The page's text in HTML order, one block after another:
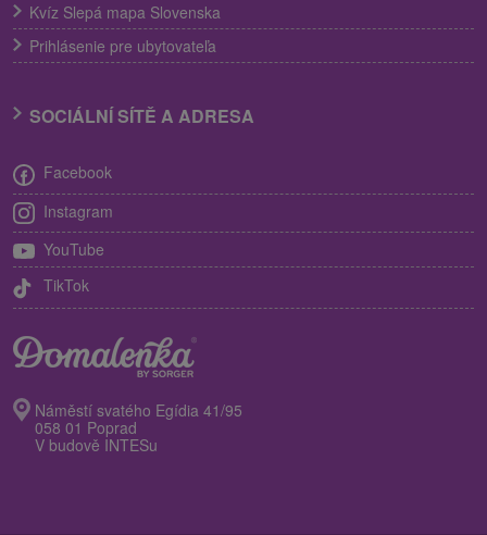
Kvíz Slepá mapa Slovenska
Prihlásenie pre ubytovateľa
SOCIÁLNÍ SÍTĚ A ADRESA
Facebook
Instagram
YouTube
TikTok
Náměstí svatého Egídia 41/95
058 01 Poprad
V budově INTESu